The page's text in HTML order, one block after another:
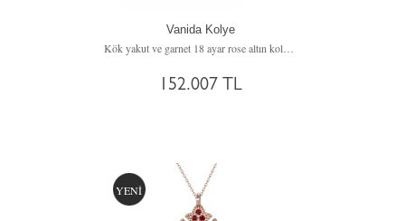
Vanida Kolye
Kök yakut ve garnet 18 ayar rose altın kolye (40 cm rose altın rolo zincir)
152.007 TL
YENİ